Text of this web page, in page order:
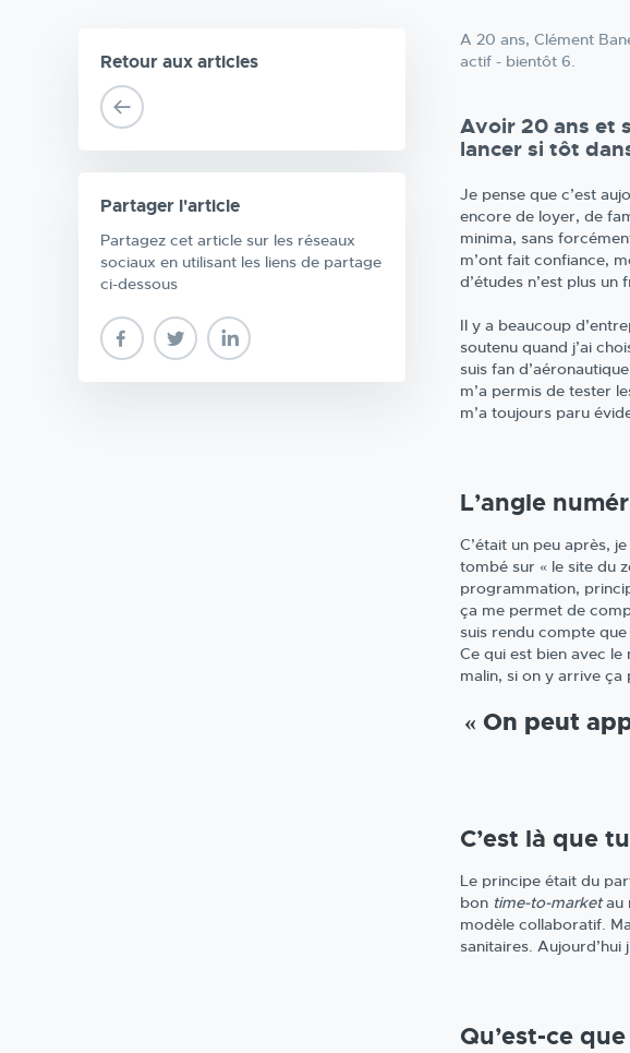
Retour aux articles
Partager l'article
Partagez cet article sur les réseaux
sociaux en utilisant les liens de partage
ci-dessous
A 20 ans, Clément
actif - bientôt 6.
Avoir 20 ans et
lancer si tôt
Je pense que c’est
encore de loyer, de
minima, sans
m’ont fait confiance,
d’études n’est plus
Il y a beaucoup
soutenu quand j’ai
suis fan
m’a permis de tester
m’a toujours paru
L’angle
C’était un peu après,
tombé sur « le site du
programmation,
ça me permet de
suis rendu compte
Ce qui est bien avec le
malin, si on y arrive
« On peut
C’est là que
Le principe était du
bon time-to-marketau
modèle collaboratif.
sanitaires. Aujourd’hui
Qu’est-ce